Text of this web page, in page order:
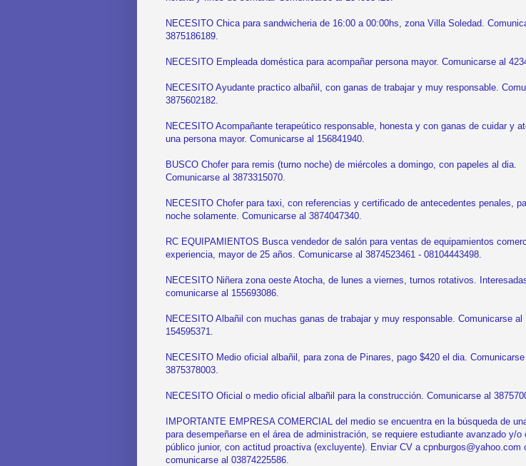
NECESITO Chica para sandwicheria de 16:00 a 00:00hs, zona Villa Soledad.
3875186189.
NECESITO Empleada doméstica para acompañar persona mayor. Comunicarse al
NECESITO Ayudante practico albañil, con ganas de trabajar y muy responsable.
3875602182.
NECESITO Acompañante terapeútico responsable, honesta y con ganas de cuidar y
una persona mayor. Comunicarse al 156841940.
BUSCO Chofer para remis (turno noche) de miércoles a domingo, con papeles al dia.
Comunicarse al 3873315070.
NECESITO Chofer para taxi, con referencias y certificado de antecedentes penales,
noche solamente. Comunicarse al 3874047340.
RC EQUIPAMIENTOS Busca vendedor de salón para ventas de equipamientos
experiencia, mayor de 25 años. Comunicarse al 3874523461 - 08104443498.
NECESITO Niñera zona oeste Atocha, de lunes a viernes, turnos rotativos.
comunicarse al 155693086.
NECESITO Albañil con muchas ganas de trabajar y muy responsable. Comunicarse al
154595371.
NECESITO Medio oficial albañil, para zona de Pinares, pago $420 el dia. Comunicarse
3875378003.
NECESITO Oficial o medio oficial albañil para la construcción. Comunicarse al
IMPORTANTE EMPRESA COMERCIAL del medio se encuentra en la búsqueda de
para desempeñarse en el área de administración, se requiere estudiante avanzado y/o
público junior, con actitud proactiva (excluyente). Enviar CV a cpnburgos@yahoo.com
comunicarse al 03874225586.